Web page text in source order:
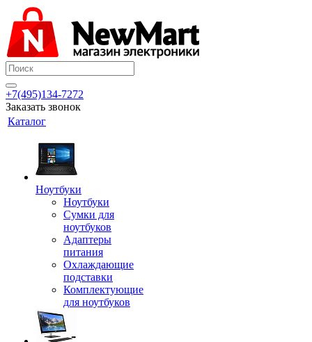
+7(495)134-7272
Заказать звонок
Каталог
Ноутбуки
Ноутбуки
Сумки для
ноутбуков
Адаптеры
питания
Охлаждающие
подставки
Комплектующие
для ноутбуков